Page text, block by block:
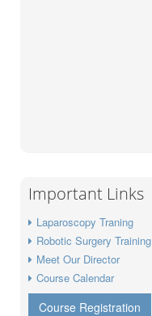
Important Links
Laparoscopy Traning
Robotic Surgery Training
Meet Our Director
Course Calendar
Course Registration